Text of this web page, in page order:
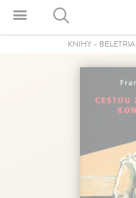
KNIHY - BELETRIA